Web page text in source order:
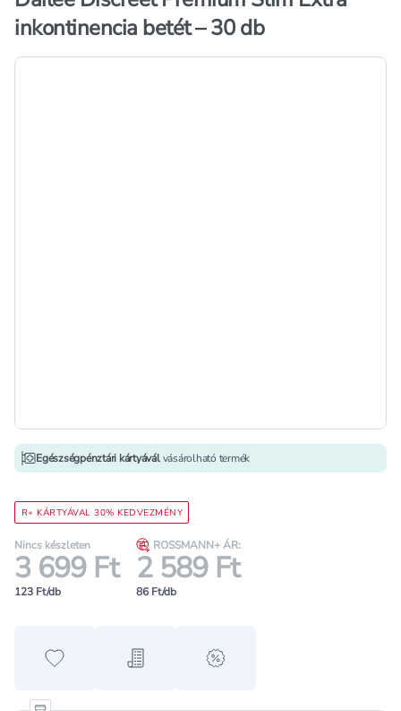
inkontinencia betét – 30 db
Egészségpénztári kártyáválvásárolható termék
R+ KÁRTYÁVAL 30% KEDVEZMÉNY
Nincs készleten
3 699 Ft
123 Ft/db
ROSSMANN+ ÁR:
2 589 Ft
86 Ft/db
Hozzáadás a kedvencekhez
Hozzáadás a bevásárló listához
alert when on sale